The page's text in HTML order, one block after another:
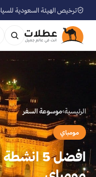
ترخيص الهيئة السعودية للسياحة
الرئيسية›موسوعة السفر
مومباي
افضل 5